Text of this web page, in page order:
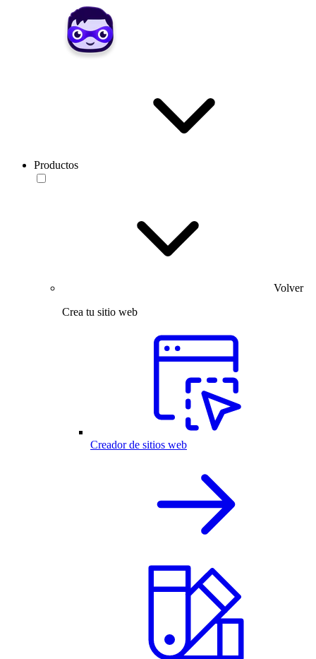
Productos
Volver
Crea tu sitio web
Creador de sitios web